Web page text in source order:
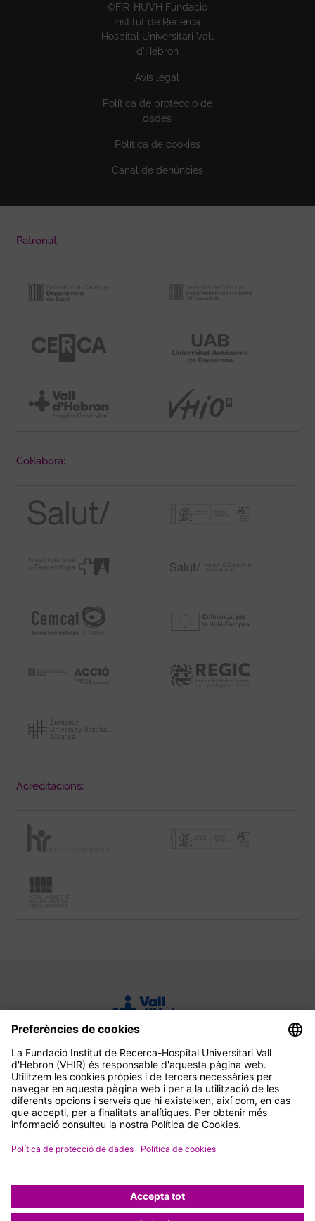
©FIR-HUVH Fundació
Institut de Recerca
Hospital Universitari Vall
d'Hebron
Avís legal
Política de protecció de
dades
Política de cookies
Canal de denúncies
Patronat:
Col·labora:
Acreditacions: